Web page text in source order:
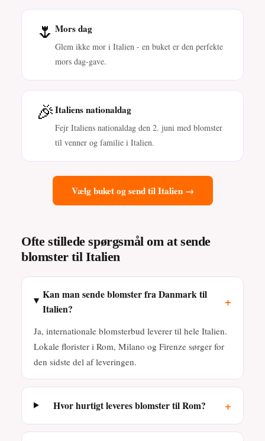
🌷 Mors dag
Glem ikke mor i Italien - en buket er den perfekte
mors dag-gave.
🎉Italiens nationaldag
Fejr Italiens nationaldag den 2. juni med blomster
til venner og familie i Italien.
Vælg buket og send til Italien →
Ofte stillede spørgsmål om at sende
blomster til Italien
Kan man sende blomster fra Danmark til
Italien?
+
Ja, internationale blomsterbud leverer til hele Italien.
Lokale florister i Rom, Milano og Firenze sørger for
den sidste del af leveringen.
Hvor hurtigt leveres blomster til Rom? +